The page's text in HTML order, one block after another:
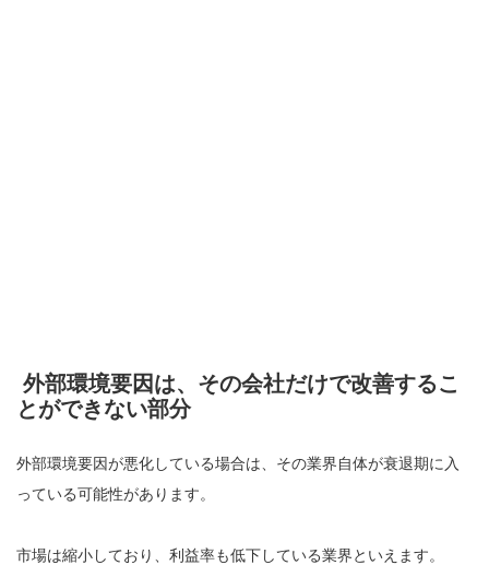
外部環境要因は、その会社だけで改善するこ
とができない部分
外部環境要因が悪化している場合は、その業界自体が衰退期に入
っている可能性があります。
市場は縮小しており、利益率も低下している業界といえます。